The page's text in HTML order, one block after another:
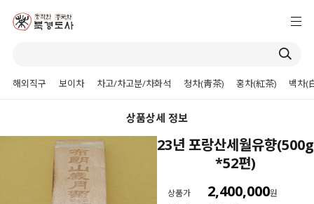
해외직구 보이차 차고/차고분/차화석 청차(靑茶) 홍차(紅茶) 백차(
상품상세 정보
23년 포랑산세월유향(500g
*52편)
상품가 2,400,000원